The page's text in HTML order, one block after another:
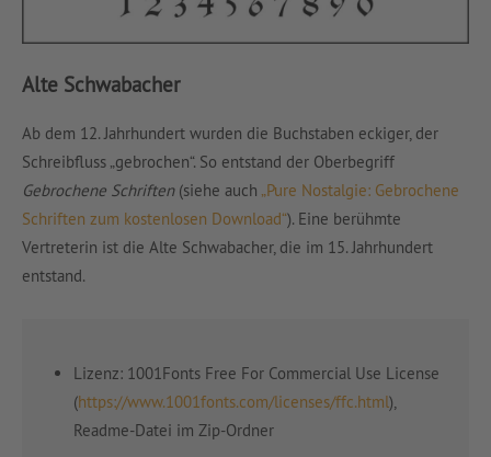
Alte Schwabacher
Ab dem 12. Jahrhundert wurden die Buchstaben eckiger, der
Schreibfluss „gebrochen“. So entstand der Oberbegriff
Gebrochene Schriften(siehe auch „Pure Nostalgie: Gebrochene
Schriften zum kostenlosen Download“). Eine berühmte
Vertreterin ist die Alte Schwabacher, die im 15. Jahrhundert
entstand.
Lizenz: 1001Fonts Free For Commercial Use License
(https://www.1001fonts.com/licenses/ffc.html),
Readme-Datei im Zip-Ordner